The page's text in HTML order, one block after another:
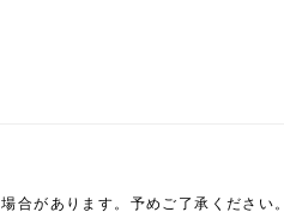
合があります。予めご了承ください。